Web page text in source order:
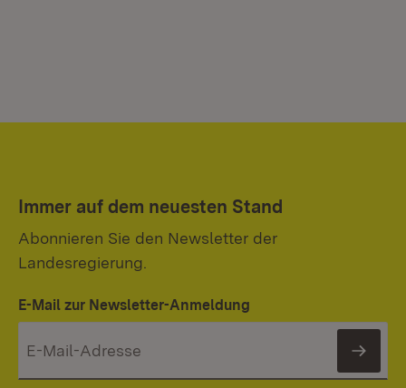
Immer auf dem neuesten Stand
Abonnieren Sie den Newsletter der
Landesregierung.
E-Mail zur Newsletter-Anmeldung